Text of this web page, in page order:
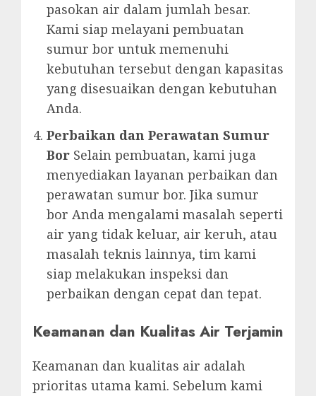
pasokan air dalam jumlah besar.
Kami siap melayani pembuatan
sumur bor untuk memenuhi
kebutuhan tersebut dengan kapasitas
yang disesuaikan dengan kebutuhan
Anda.
Perbaikan dan Perawatan Sumur
Bor Selain pembuatan, kami juga
menyediakan layanan perbaikan dan
perawatan sumur bor. Jika sumur
bor Anda mengalami masalah seperti
air yang tidak keluar, air keruh, atau
masalah teknis lainnya, tim kami
siap melakukan inspeksi dan
perbaikan dengan cepat dan tepat.
Keamanan dan Kualitas Air Terjamin
Keamanan dan kualitas air adalah
prioritas utama kami. Sebelum kami